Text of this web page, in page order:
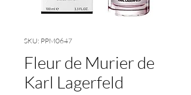
SKU: PPM0647
Fleur de Murier de
Karl Lagerfeld